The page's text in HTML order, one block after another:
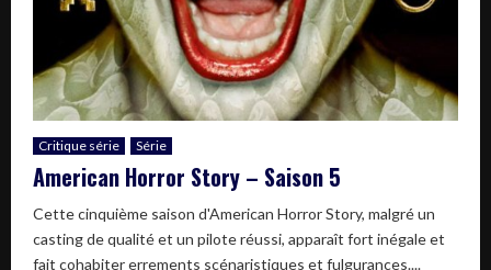
Critique série Série
American Horror Story – Saison 5
Cette cinquième saison d'American Horror Story, malgré un
casting de qualité et un pilote réussi, apparaît fort inégale et
fait cohabiter errements scénaristiques et fulgurances....